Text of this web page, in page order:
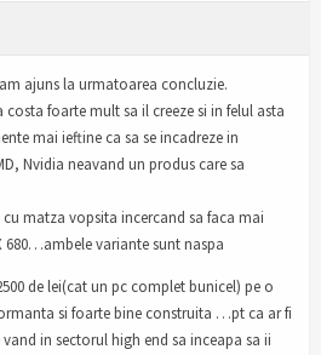
ajuns la urmatoarea concluzie.
foarte mult sa il creeze si in felul asta
mai ieftine ca sa se incadreze in
Nvidia neavand un produs care sa
matza vopsita incercand sa faca mai
variante sunt naspa
de lei(cat un pc complet bunicel) pe o
si foarte bine construita …pt ca ar fi
in sectorul high end sa inceapa sa ii